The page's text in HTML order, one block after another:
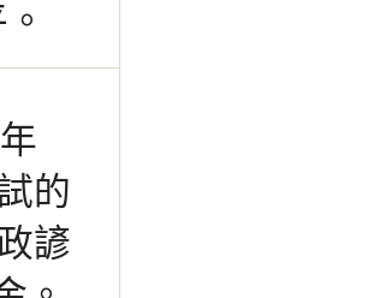
的
諺